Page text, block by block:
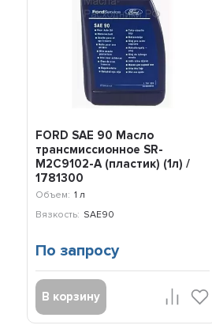
FORD SAE 90 Масло
трансмиссионное SR-
M2C9102-A (пластик) (1л) /
1781300
Объем: 1 л
Вязкость: SAE90
По запросу
В корзину